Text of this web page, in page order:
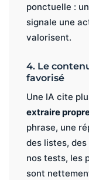
ponctuelle :
signale une
valorisent.
4. Le
favorisé
Une IA cite
extraire
phrase, une
des listes, des
nos tests, les
sont